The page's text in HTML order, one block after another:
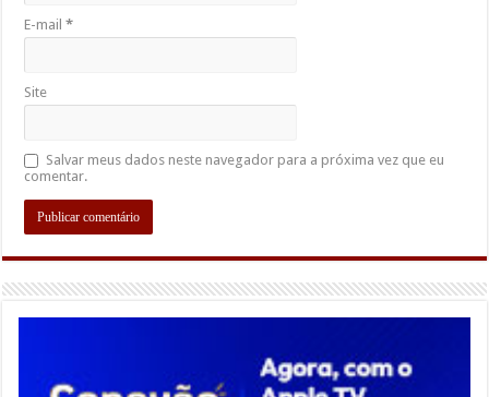
E-mail*
Site
Salvar meus dados neste navegador para a próxima vez que eu
comentar.